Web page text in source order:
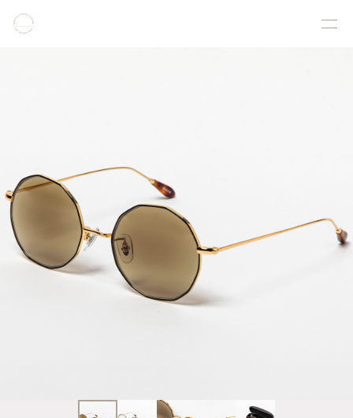
ONLINE STORE
STORELIST
ABOUT